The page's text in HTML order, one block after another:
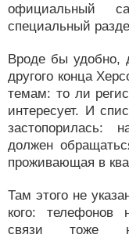
официальный
специальный
Вроде бы удобно,
другого конца
темам: то ли
интересует. И
застопорилась:
должен
проживающая в
Там этого не
кого: телефонов
связи тоже